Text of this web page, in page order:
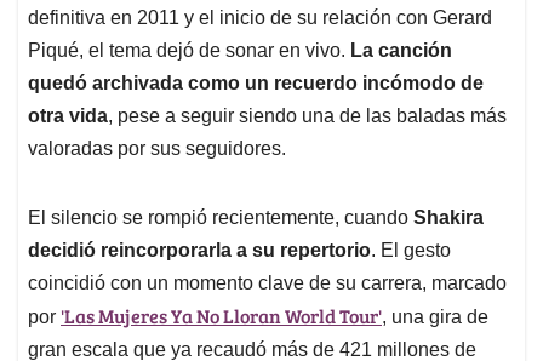
definitiva en 2011 y el inicio de su relación con Gerard
Piqué, el tema dejó de sonar en vivo. La canción
quedó archivada como un recuerdo incómodo de
otra vida, pese a seguir siendo una de las baladas más
valoradas por sus seguidores.
El silencio se rompió recientemente, cuando Shakira
decidió reincorporarla a su repertorio. El gesto
coincidió con un momento clave de su carrera, marcado
por 'Las Mujeres Ya No Lloran World Tour', una gira de
gran escala que ya recaudó más de 421 millones de